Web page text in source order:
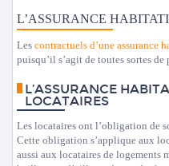
L’ASSURANCE
Les contractuels d’une assurance
puisqu’il s’agit de toutes sortes de
L’ASSURANCE
LOCATAIRES
Les locataires ont l’obligation de
Cette obligation s’applique aux
aussi aux locataires de logements